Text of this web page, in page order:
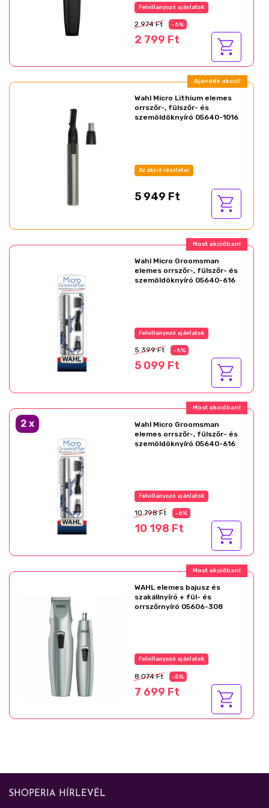
Felvillanyozó ajánlatok
2 974 Ft -6%
2 799 Ft
Ajándék akció!
Wahl Micro Lithium elemes
orrszőr-, fülszőr- és
szemöldöknyíró 05640-1016
Az akció részletei
5 949 Ft
Most akcióban!
Wahl Micro Groomsman
elemes orrszőr-, fülszőr- és
szemöldöknyíró 05640-616
Felvillanyozó ajánlatok
5 399 Ft -6%
5 099 Ft
Most akcióban!
2 x
Wahl Micro Groomsman
elemes orrszőr-, fülszőr- és
szemöldöknyíró 05640-616
Felvillanyozó ajánlatok
10 798 Ft -6%
10 198 Ft
Most akcióban!
WAHL elemes bajusz és
szakállnyíró + fül- és
orrszőrnyíró 05606-308
Felvillanyozó ajánlatok
8 074 Ft -5%
7 699 Ft
SHOPERIA HÍRLEVÉL